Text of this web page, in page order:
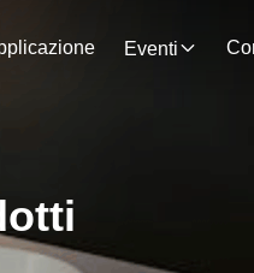
Eventi